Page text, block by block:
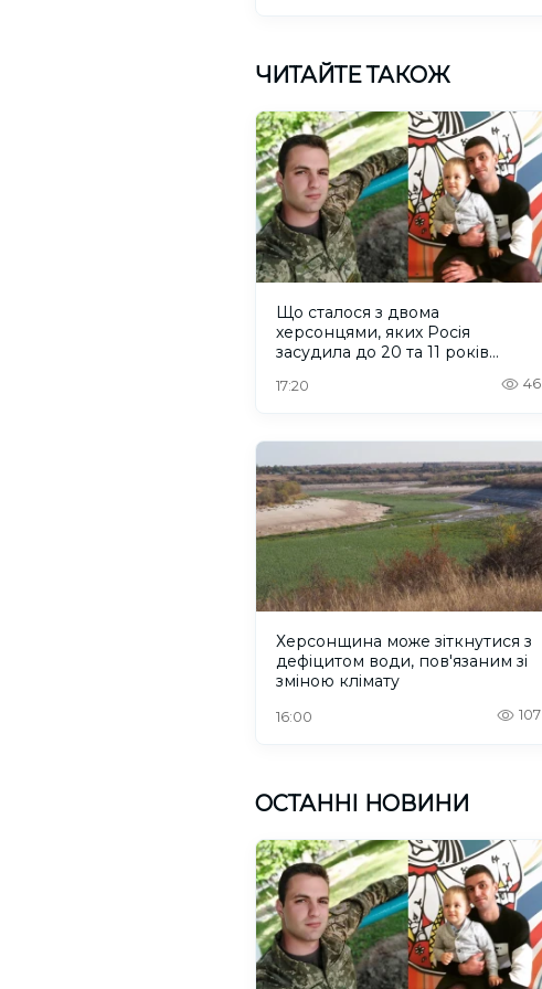
ЧИТАЙТЕ ТАКОЖ
Що сталося з двома
херсонцями, яких Росія
засудила до 20 та 11 років
17:20 46
Херсонщина може зіткнутися з
дефіцитом води, пов'язаним зі
зміною клімату
16:00 107
ОСТАННІ НОВИНИ